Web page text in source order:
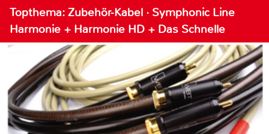
Topthema: Zubehör-Kabel · Symphonic Line
Harmonie + Harmonie HD + Das Schnelle